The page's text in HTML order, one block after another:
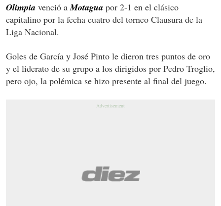
Olimpia venció a Motagua por 2-1 en el clásico
capitalino por la fecha cuatro del torneo Clausura de la
Liga Nacional.
Goles de García y José Pinto le dieron tres puntos de oro
y el liderato de su grupo a los dirigidos por Pedro Troglio,
pero ojo, la polémica se hizo presente al final del juego.